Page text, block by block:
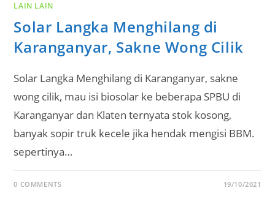
LAIN LAIN
Solar Langka Menghilang di
Karanganyar, Sakne Wong Cilik
Solar Langka Menghilang di Karanganyar, sakne
wong cilik, mau isi biosolar ke beberapa SPBU di
Karanganyar dan Klaten ternyata stok kosong,
banyak sopir truk kecele jika hendak mengisi BBM.
sepertinya…
0 COMMENTS 19/10/2021